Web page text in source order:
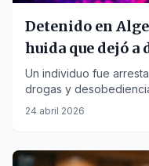
Detenido en
huida que dejó a
Un individuo fue
drogas y
policial.
24 abril 2026